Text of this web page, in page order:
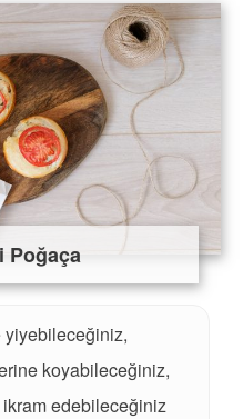
Poğaça
yiyebileceğiniz,
koyabileceğiniz,
ikram edebileceğiniz